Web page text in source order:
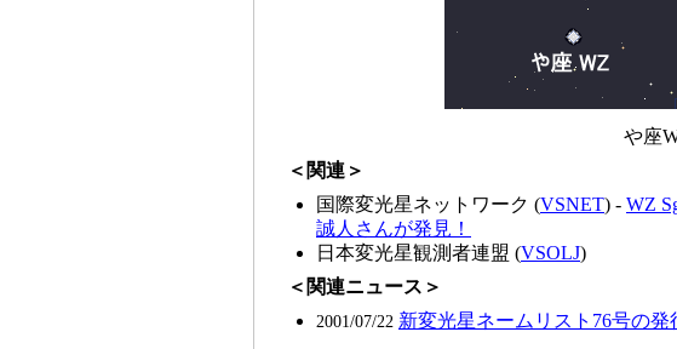
や座
＜関連＞
国際変光星ネットワーク (VSNET) - WZ
誠人さんが発見！
日本変光星観測者連盟 (VSOLJ)
＜関連ニュース＞
2001/07/22 新変光星ネームリスト76号の発